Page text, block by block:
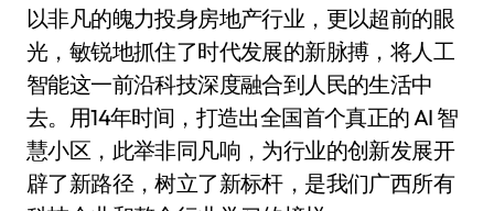
以非凡的魄力投身房地产行业，更以超前的眼
光，敏锐地抓住了时代发展的新脉搏，将人工
智能这一前沿科技深度融合到人民的生活中
去。用14年时间，打造出全国首个真正的 AI 智
慧小区，此举非同凡响，为行业的创新发展开
辟了新路径，树立了新标杆，是我们广西所有